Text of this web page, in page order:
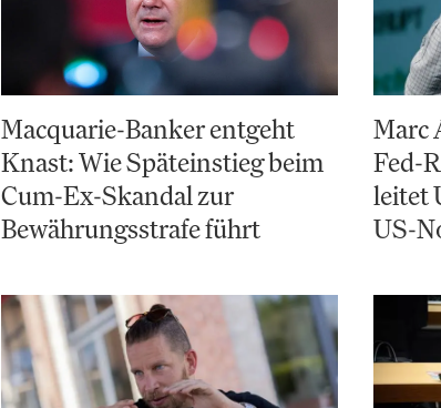
Macquarie-Banker entgeht
Knast: Wie Späteinstieg beim
Cum-Ex-Skandal zur
Bewährungsstrafe führt
Marc
Fed-
leitet
US-